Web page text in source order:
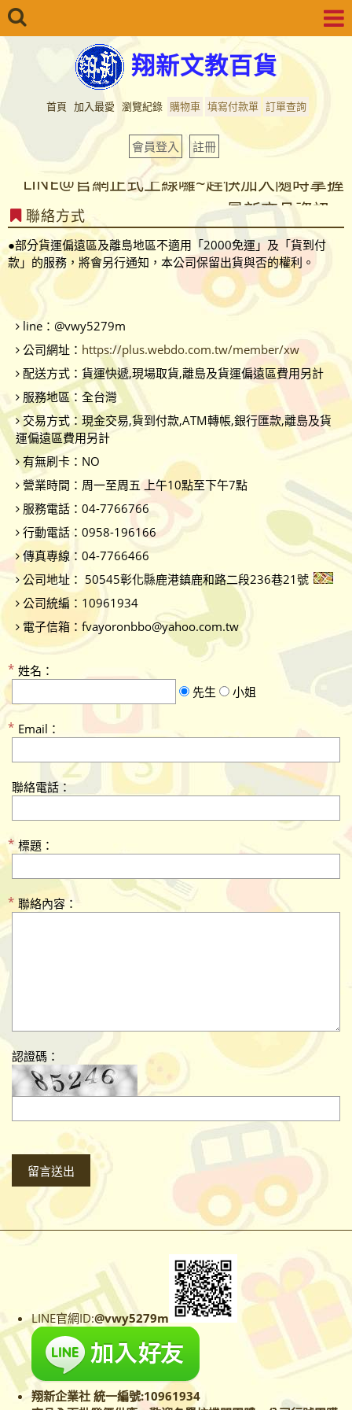
翔新文教百貨
首頁 加入最愛 瀏覽紀錄 購物車 填寫付款單 訂單查詢
會員登入 註冊
LINE@官網正式上線囉~趕快加入隨時掌握
最新商品資訊...
LINE@官網正式上線囉~趕快加入隨時掌握
最新商品資訊...
聯絡方式
●部分貨運偏遠區及離島地區不適用「2000免運」及「貨到付
款」的服務，將會另行通知，本公司保留出貨與否的權利。
line： @vwy5279m
公司網址： https://plus.webdo.com.tw/member/xw
配送方式： 貨運快遞,現場取貨,離島及貨運偏遠區費用另計
服務地區： 全台灣
交易方式：現金交易,貨到付款,ATM轉帳,銀行匯款,離島及貨
運偏遠區費用另計
有無刷卡： NO
營業時間： 周一至周五 上午10點至下午7點
服務電話： 04-7766766
行動電話： 0958-196166
傳真專線： 04-7766466
公司地址： 50545彰化縣鹿港鎮鹿和路二段236巷21號
公司統編： 10961934
電子信箱： fvayoronbbo@yahoo.com.tw
姓名：
先生
小姐
Email：
聯絡電話：
標題：
聯絡內容：
認證碼：
LINE官網ID:@vwy5279m
翔新企業社 統一編號:10961934